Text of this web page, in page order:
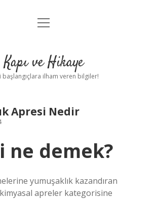
Anasayfa
Yasal Uyarı
menüyü
Kapı ve Hikaye
başlangıçlara ilham veren bilgiler!
Apresi Nedir
ne demek?
yumuşaklık kazandıran
kimyasal apreler kategorisine